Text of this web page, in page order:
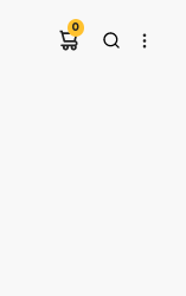
0